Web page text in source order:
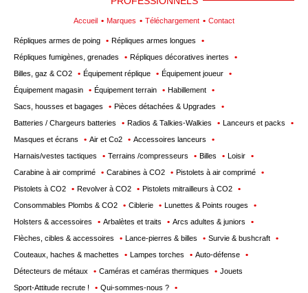
Accueil Marques Téléchargement Contact
Répliques armes de poing
Répliques armes longues
Répliques fumigènes, grenades
Répliques décoratives inertes
Billes, gaz & CO2
Équipement réplique
Équipement joueur
Équipement magasin
Équipement terrain
Habillement
Sacs, housses et bagages
Pièces détachées & Upgrades
Batteries / Chargeurs batteries
Radios & Talkies-Walkies
Lanceurs et packs
Masques et écrans
Air et Co2
Accessoires lanceurs
Harnais/vestes tactiques
Terrains /compresseurs Billes
Loisir
Carabine à air comprimé
Carabines à CO2
Pistolets à air comprimé
Pistolets à CO2
Revolver à CO2
Pistolets mitrailleurs à CO2
Consommables Plombs & CO2
Ciblerie
Lunettes & Points rouges
Holsters & accessoires
Arbalètes et traits
Arcs adultes & juniors
Flèches, cibles & accessoires
Lance-pierres & billes
Survie & bushcraft
Couteaux, haches & machettes
Lampes torches
Auto-défense
Détecteurs de métaux
Caméras et caméras thermiques
Jouets
Sport-Attitude recrute !
Qui-sommes-nous ?